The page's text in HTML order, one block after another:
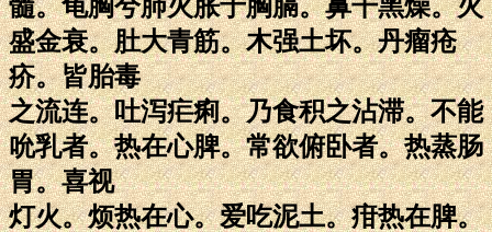
髓。龟胸兮肺火胀于胸膈。鼻干黑燥。火
盛金衰。肚大青筋。木强土坏。丹瘤疮
疥。皆胎毒
之流连。吐泻疟痢。乃食积之沾滞。不能
吮乳者。热在心脾。常欲俯卧者。热蒸肠
胃。喜视
灯火。烦热在心。爱吃泥土。疳热在脾。